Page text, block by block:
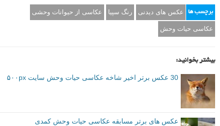
برچسب ها عکس های دیدنی رنگ سپیا عکاسی از حیوانات وحشی
عکاسی حیات وحش
بیشتر بخوانید:
30 عکس برتر اخیر شاخه عکاسی حیات وحش سایت ۵۰۰px
عکس های برتر مسابقه عکاسی حیات وحش کمدی